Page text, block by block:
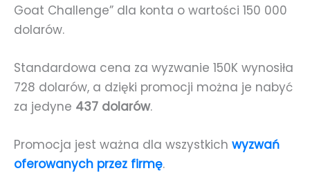
Goat Challenge” dla konta o wartości 150 000
dolarów.
Standardowa cena za wyzwanie 150K wynosiła
728 dolarów, a dzięki promocji można je nabyć
za jedyne 437 dolarów.
Promocja jest ważna dla wszystkich wyzwań
oferowanych przez firmę.